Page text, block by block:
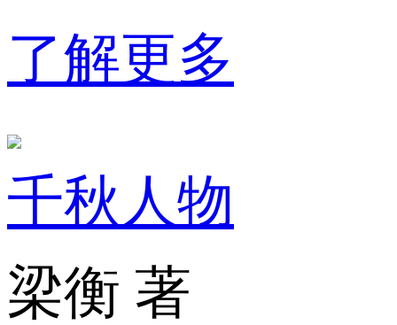
了解更多
千秋人物
梁衡 著